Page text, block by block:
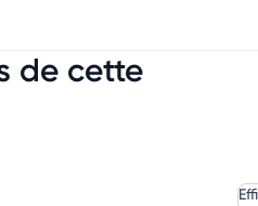
de cette